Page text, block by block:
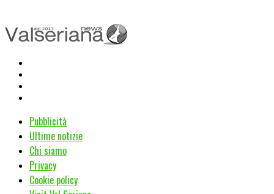
Pubblicità
Ultime notizie
Chi siamo
Privacy
Cookie policy